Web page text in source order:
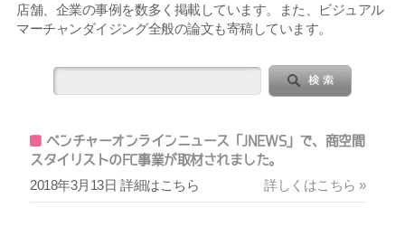
店舗、企業の事例を数多く掲載しています。また、ビジュアル
マーチャンダイジング全般の論文も寄稿しています。
ベンチャーオンラインニュース「JNEWS」で、商空間
スタイリストのFC事業が取材されました。
2018年3月13日 詳細はこちら 詳しくはこちら »